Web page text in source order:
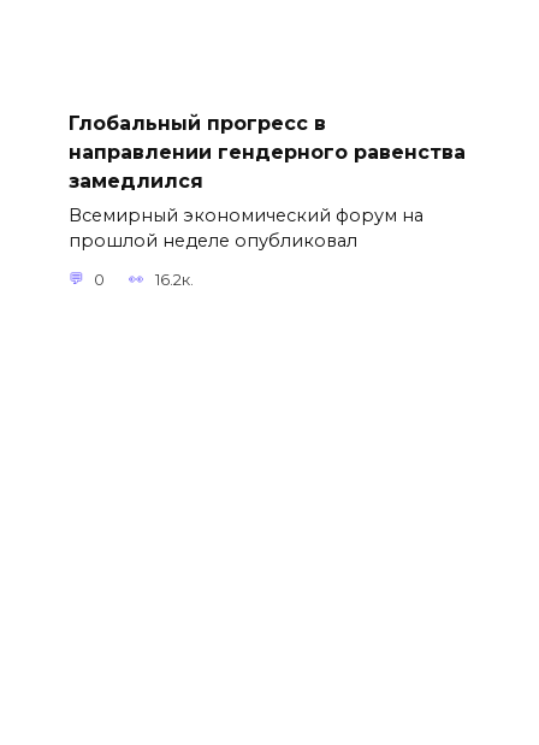
Глобальный прогресс в
направлении гендерного равенства
замедлился
Всемирный экономический форум на
прошлой неделе опубликовал
0 16.2к.